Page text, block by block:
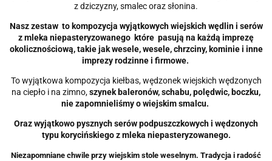
z dziczyzny, smalec oraz słonina.
Nasz zestaw to kompozycja wyjątkowych wiejskich wędlin i serów
z mleka niepasteryzowanego które pasują na każdą imprezę
okolicznościową, takie jak wesele, wesele, chrzciny, kominie i inne
imprezy rodzinne i firmowe.
To wyjątkowa kompozycja kiełbas, wędzonek wiejskich wędzonych
na ciepło i na zimno,szynek baleronów, schabu, polędwic, boczku,
nie zapomnieliśmy o wiejskim smalcu.
Oraz wyjątkowo pysznych serów podpuszczkowych i wędzonych
typu korycińskiego z mleka niepasteryzowanego.
Niezapomniane chwile przy wiejskim stole weselnym. Tradycja i radość